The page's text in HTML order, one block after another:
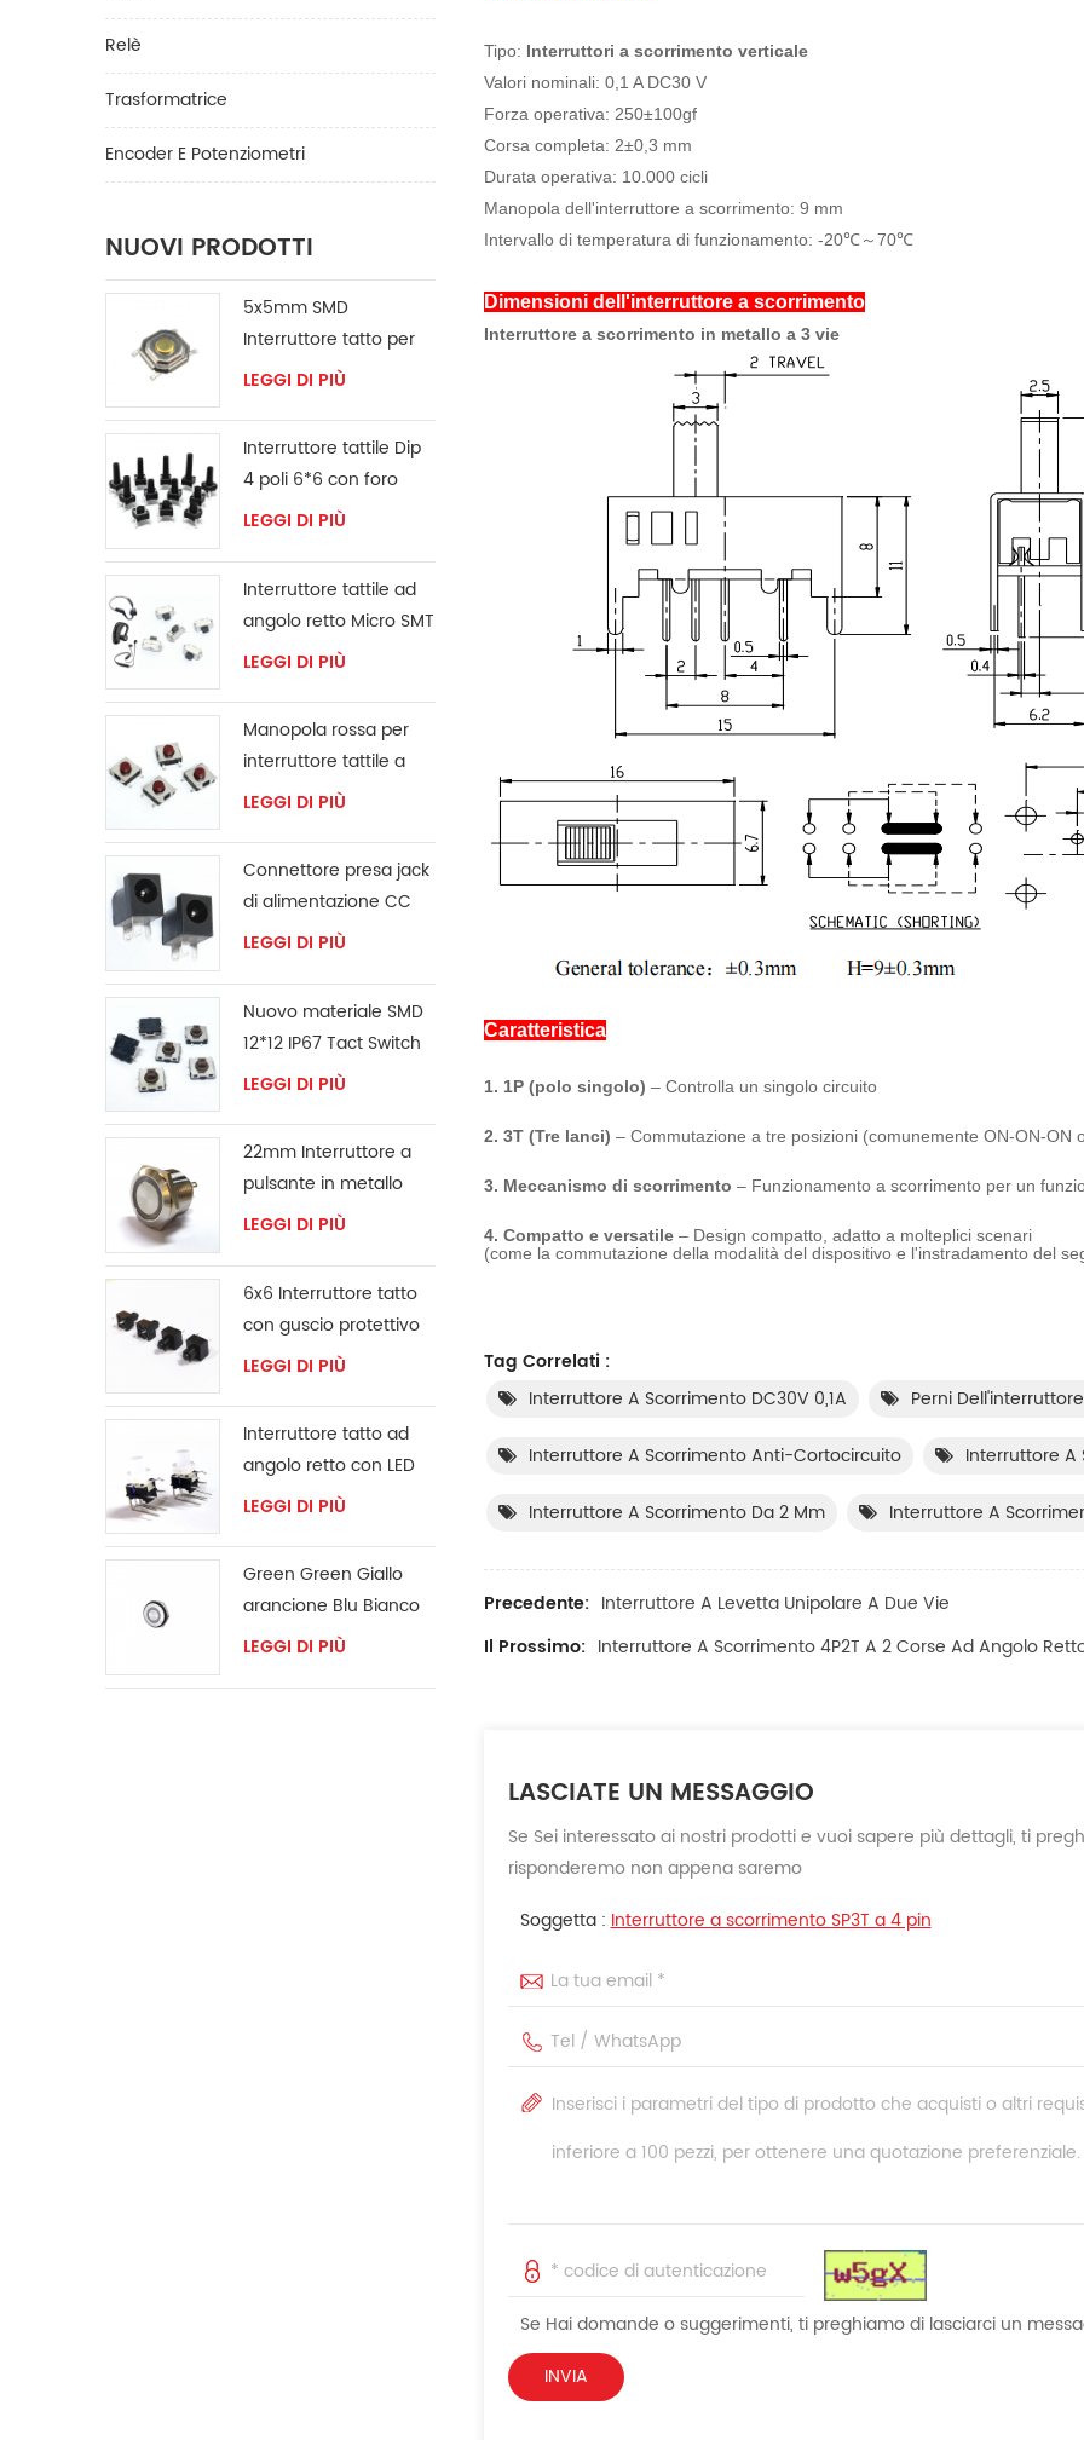
Tipo: Interruttori a scorrimento verticale
Valori nominali: 0,1 A DC30 V
Forza operativa: 250±100gf
Corsa completa: 2±0,3 mm
Durata operativa: 10.000 cicli
Manopola dell'interruttore a scorrimento: 9 mm
Intervallo di temperatura di funzionamento: -20℃～70℃
Dimensioni dell'interruttore a scorrimento
Interruttore a scorrimento in metallo a 3 vie
Caratteristica
1. 1P (polo singolo) – Controlla un singolo circuito
2. 3T (Tre lanci) – Commutazione a tre posizioni (comunemente ON-ON-ON
3. Meccanismo di scorrimento – Funzionamento a scorrimento per un
4. Compatto e versatile – Design compatto, adatto a molteplici scenari
(come la commutazione della modalità del dispositivo e l'instradamento del
Tag Correlati :
Interruttore A Scorrimento DC30V 0,1A
Perni
Interruttore A Scorrimento Anti-Cortocircuito Interruttore A
Interruttore A Scorrimento Da 2 Mm Interruttore A
Precedente: Interruttore A Levetta Unipolare A Due Vie
Il Prossimo: Interruttore A Scorrimento 4P2T A 2 Corse Ad Angolo
LASCIATE UN MESSAGGIO
Se Sei interessato ai nostri prodotti e vuoi sapere più dettagli, ti
risponderemo non appena saremo
Soggetta :Interruttore a scorrimento SP3T a 4 pin
Se Hai domande o suggerimenti, ti preghiamo di lasciarci un
Relè
Trasformatrice
Encoder E Potenziometri
NUOVI PRODOTTI
5x5mm SMD
Interruttore tatto per
ventilatore
LEGGI DI PIÙ
Interruttore tattile Dip
4 poli 6*6 con foro
passante
LEGGI DI PIÙ
Interruttore tattile ad
angolo retto Micro SMT
LEGGI DI PIÙ
Manopola rossa per
interruttore tattile a
montaggio
LEGGI DI PIÙ
Connettore presa jack
di alimentazione CC
LEGGI DI PIÙ
Nuovo materiale SMD
12*12 IP67 Tact Switch
LEGGI DI PIÙ
22mm Interruttore a
pulsante in metallo
LEGGI DI PIÙ
6x6 Interruttore tatto
con guscio protettivo
LEGGI DI PIÙ
Interruttore tatto ad
angolo retto con LED
LEGGI DI PIÙ
Green Green Giallo
arancione Blu Bianco
LED Anello Switch
LEGGI DI PIÙ